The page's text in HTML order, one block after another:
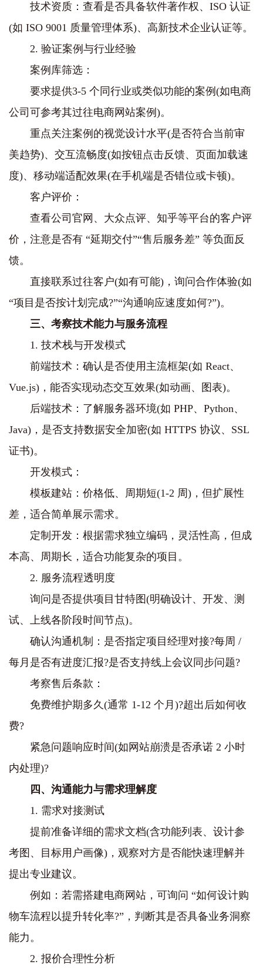
技术资质：查看是否具备软件著作权、ISO 认证
(如 ISO 9001 质量管理体系)、高新技术企业认证等。
2. 验证案例与行业经验
案例库筛选：
要求提供3-5 个同行业或类似功能的案例(如电商
公司可参考其过往电商网站案例)。
重点关注案例的视觉设计水平(是否符合当前审
美趋势)、交互流畅度(如按钮点击反馈、页面加载速
度)、移动端适配效果(在手机端是否错位或卡顿)。
客户评价：
查看公司官网、大众点评、知乎等平台的客户评
价，注意是否有 “延期交付”“售后服务差” 等负面反
馈。
直接联系过往客户(如有可能)，询问合作体验(如
“项目是否按计划完成?”“沟通响应速度如何?”)。
三、考察技术能力与服务流程
1. 技术栈与开发模式
前端技术：确认是否使用主流框架(如 React、
Vue.js)，能否实现动态交互效果(如动画、图表)。
后端技术：了解服务器环境(如 PHP、Python、
Java)，是否支持数据安全加密(如 HTTPS 协议、SSL
证书)。
开发模式：
模板建站：价格低、周期短(1-2 周)，但扩展性
差，适合简单展示需求。
定制开发：根据需求独立编码，灵活性高，但成
本高、周期长，适合功能复杂的项目。
2. 服务流程透明度
询问是否提供项目甘特图(明确设计、开发、测
试、上线各阶段时间节点)。
确认沟通机制：是否指定项目经理对接?每周 /
每月是否有进度汇报?是否支持线上会议同步问题?
考察售后条款：
免费维护期多久(通常 1-12 个月)?超出后如何收
费?
紧急问题响应时间(如网站崩溃是否承诺 2 小时
内处理)?
四、沟通能力与需求理解度
1. 需求对接测试
提前准备详细的需求文档(含功能列表、设计参
考图、目标用户画像)，观察对方是否能快速理解并
提出专业建议。
例如：若需搭建电商网站，可询问 “如何设计购
物车流程以提升转化率?”，判断其是否具备业务洞察
能力。
2. 报价合理性分析